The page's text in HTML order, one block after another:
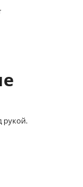
рукой.